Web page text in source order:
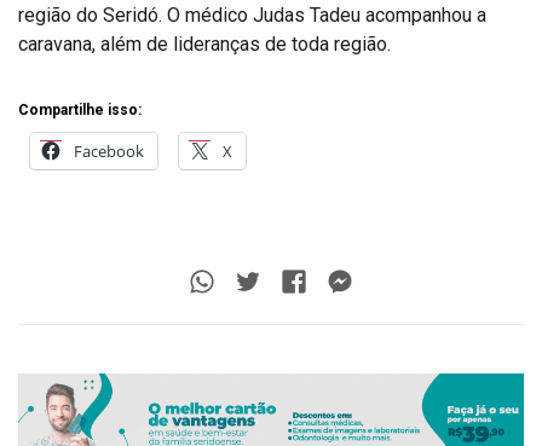
região do Seridó. O médico Judas Tadeu acompanhou a
caravana, além de lideranças de toda região.
Compartilhe isso:
Facebook X
Whatsapp
TwitterFacebook